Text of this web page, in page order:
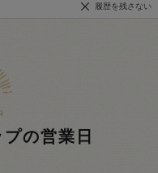
履歴を残さない
の営業日